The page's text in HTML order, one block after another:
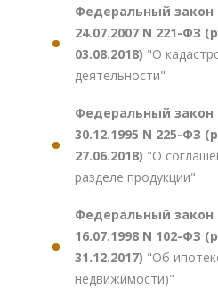
Федеральный закон
24.07.2007 N 221-ФЗ
03.08.2018) "О
деятельности"
Федеральный закон
30.12.1995 N 225-ФЗ
27.06.2018) "О
разделе продукции"
Федеральный закон
16.07.1998 N 102-ФЗ
31.12.2017) "Об
недвижимости)"